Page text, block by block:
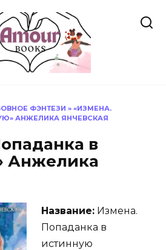
ФЭНТЕЗИ » «ИЗМЕНА.
АНЖЕЛИКА ЯНЧЕВСКАЯ
в
Анжелика
Название: Измена.
Попаданка в
истинную